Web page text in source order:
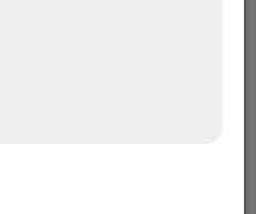
یه کوچولو حالت تهوع هم